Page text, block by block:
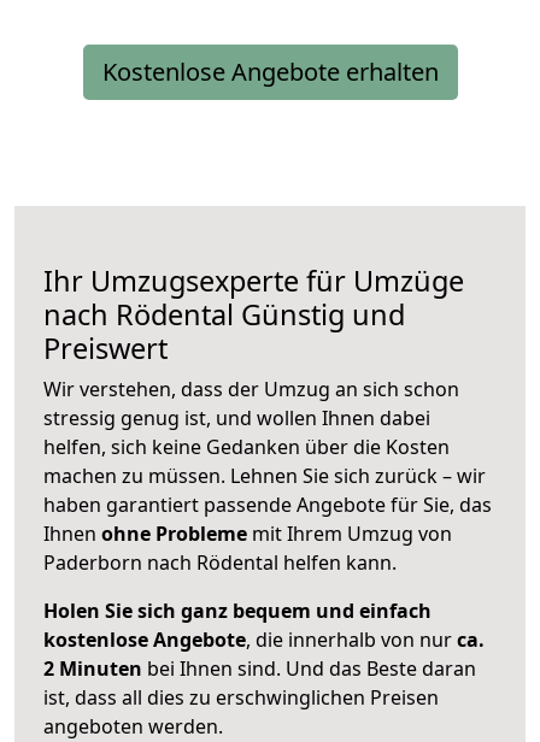
Kostenlose Angebote erhalten
Ihr Umzugsexperte für Umzüge
nach Rödental Günstig und
Preiswert
Wir verstehen, dass der Umzug an sich schon
stressig genug ist, und wollen Ihnen dabei
helfen, sich keine Gedanken über die Kosten
machen zu müssen. Lehnen Sie sich zurück – wir
haben garantiert passende Angebote für Sie, das
Ihnen ohne Probleme mit Ihrem Umzug von
Paderborn nach Rödental helfen kann.
Holen Sie sich ganz bequem und einfach
kostenlose Angebote, die innerhalb von nurca.
2 Minuten bei Ihnen sind. Und das Beste daran
ist, dass all dies zu erschwinglichen Preisen
angeboten werden.